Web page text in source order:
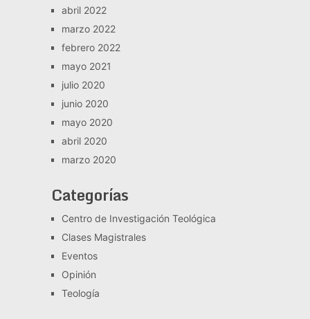
abril 2022
marzo 2022
febrero 2022
mayo 2021
julio 2020
junio 2020
mayo 2020
abril 2020
marzo 2020
Categorías
Centro de Investigación Teológica
Clases Magistrales
Eventos
Opinión
Teología